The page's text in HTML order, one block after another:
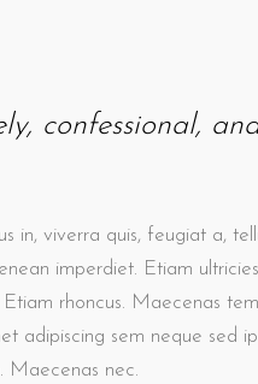
confessional,
in, viverra quis, feugiat a,
imperdiet. Etiam
rhoncus. Maecenas
adipiscing sem neque sed
Maecenas nec.